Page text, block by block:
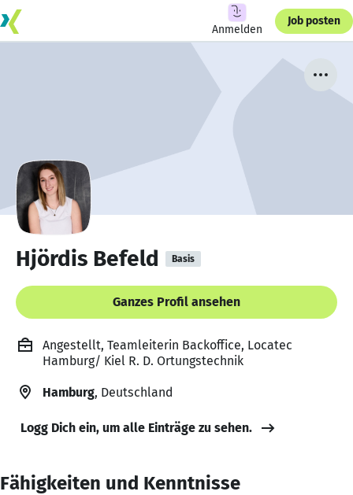
Anmelden
Job posten
Hjördis Befeld Basis
Ganzes Profil ansehen
Angestellt, Teamleiterin Backoffice, Locatec
Hamburg/ Kiel R. D. Ortungstechnik
Hamburg, Deutschland
Logg Dich ein, um alle Einträge zu sehen.
Fähigkeiten und Kenntnisse